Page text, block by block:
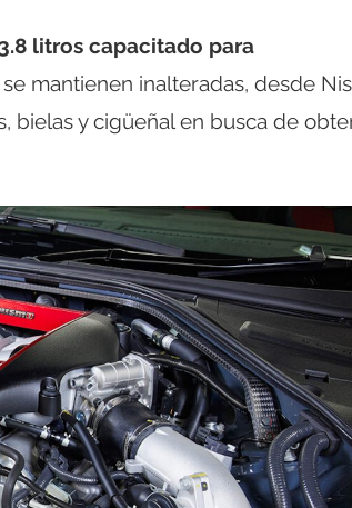
litros capacitado para
mantienen inalteradas, desde
bielas y cigüeñal en busca de